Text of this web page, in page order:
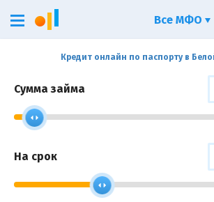
Кредит онлайн по паспорту в
Сумма займа
На срок
Все МФО